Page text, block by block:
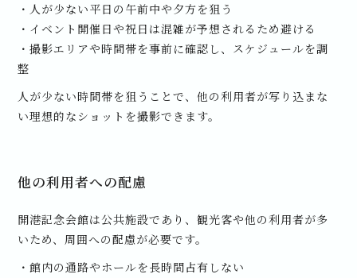
・人が少ない平日の午前中や夕方を狙う
・イベント開催日や祝日は混雑が予想されるため避ける
・撮影エリアや時間帯を事前に確認し、スケジュールを調
整
人が少ない時間帯を狙うことで、他の利用者が写り込まな
い理想的なショットを撮影できます。
他の利用者への配慮
開港記念会館は公共施設であり、観光客や他の利用者が多
いため、周囲への配慮が必要です。
・館内の通路やホールを長時間占有しない